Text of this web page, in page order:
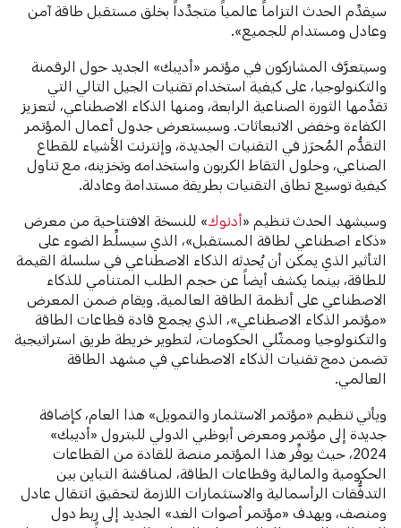
سيقدِّم الحدث التزاماً عالمياً متجدِّداً بخلق مستقبل طاقة آمن
وعادل ومستدام للجميع».
وسيتعرَّف المشاركون في مؤتمر «أديبك» الجديد حول الرقمنة
والتكنولوجيا، على كيفية استخدام تقنيات الجيل التالي التي
تقدِّمها الثورة الصناعية الرابعة، ومنها الذكاء الاصطناعي، لتعزيز
الكفاءة وخفض الانبعاثات. وسيستعرض جدول أعمال المؤتمر
التقدُّم المُحرَز في التقنيات الجديدة، وإنترنت الأشياء للقطاع
الصناعي، وحلول التقاط الكربون واستخدامه وتخزينه، مع تناول
كيفية توسيع نطاق التقنيات بطريقة مستدامة وعادلة.
وسيشهد الحدث تنظيم «أدنوك» للنسخة الافتتاحية من معرض
«ذكاء اصطناعي لطاقة المستقبل»، الذي سيسلِّط الضوء على
التأثير الذي يمكن أن يُحدثه الذكاء الاصطناعي في سلسلة القيمة
للطاقة، بينما يكشف أيضاً عن حجم الطلب المتنامي للذكاء
الاصطناعي على أنظمة الطاقة العالمية. ويقام ضمن المعرض
«مؤتمر الذكاء الاصطناعي»، الذي يجمع قادة قطاعات الطاقة
والتكنولوجيا وممثّلي الحكومات، لتطوير خريطة طريق استراتيجية
تضمن دمج تقنيات الذكاء الاصطناعي في مشهد الطاقة
العالمي.
ويأتي تنظيم «مؤتمر الاستثمار والتمويل» هذا العام، كإضافة
جديدة إلى مؤتمر ومعرض أبوظبي الدولي للبترول «أديبك»
2024، حيث يوفِّر هذا المؤتمر منصة للقادة من القطاعات
الحكومية والمالية وقطاعات الطاقة، لمناقشة التباين بين
التدفُّقات الرأسمالية والاستثمارات اللازمة لتحقيق انتقال عادل
ومنصف، ويهدف «مؤتمر أصوات الغد» الجديد إلى ربط دول